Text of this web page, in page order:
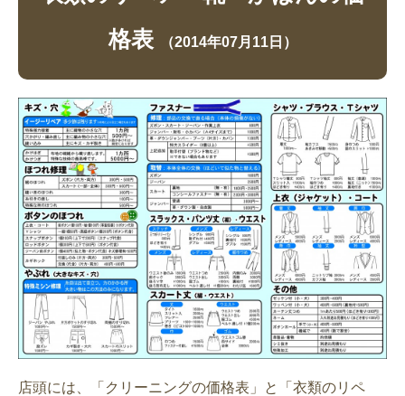
格表
（2014年07月11日）
店頭には、「クリーニングの価格表」と「衣類のリペ